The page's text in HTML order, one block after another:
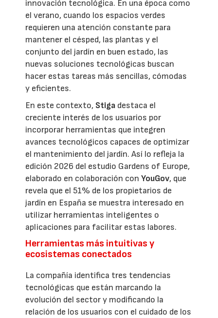
innovación tecnológica. En una época como
el verano, cuando los espacios verdes
requieren una atención constante para
mantener el césped, las plantas y el
conjunto del jardín en buen estado, las
nuevas soluciones tecnológicas buscan
hacer estas tareas más sencillas, cómodas
y eficientes.
En este contexto, Stiga destaca el
creciente interés de los usuarios por
incorporar herramientas que integren
avances tecnológicos capaces de optimizar
el mantenimiento del jardín. Así lo refleja la
edición 2026 del estudio Gardens of Europe,
elaborado en colaboración conYouGov, que
revela que el 51% de los propietarios de
jardín en España se muestra interesado en
utilizar herramientas inteligentes o
aplicaciones para facilitar estas labores.
Herramientas más intuitivas y
ecosistemas conectados
La compañía identifica tres tendencias
tecnológicas que están marcando la
evolución del sector y modificando la
relación de los usuarios con el cuidado de los